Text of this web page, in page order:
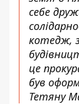
себе
котедж,
це
був
Тетяну